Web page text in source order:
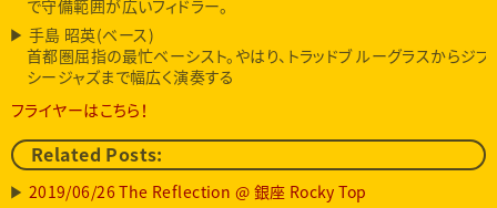
で守備範囲が広いフィドラー。
手島 昭英(ベース)
首都圏屈指の最忙ベーシスト。やはり、トラッドブ ルーグラスからジプ
シージャズまで幅広く演奏する
フライヤーはこちら！
Related Posts:
2019/06/26 The Reflection @ 銀座 Rocky Top